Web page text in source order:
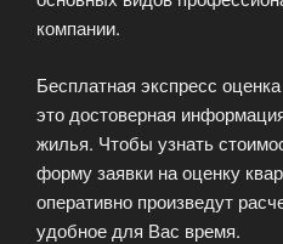
компании.
Бесплатная экспресс
это достоверная
жилья. Чтобы узнать
форму заявки на оценку
оперативно произведут
удобное для Вас время.